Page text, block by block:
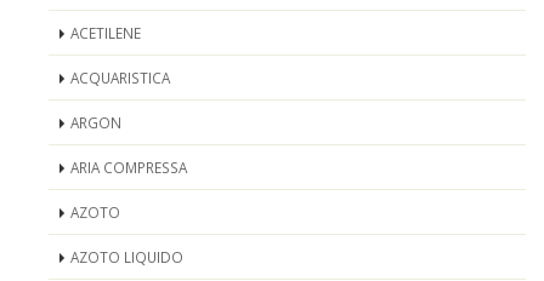
ACETILENE
ACQUARISTICA
ARGON
ARIA COMPRESSA
AZOTO
AZOTO LIQUIDO